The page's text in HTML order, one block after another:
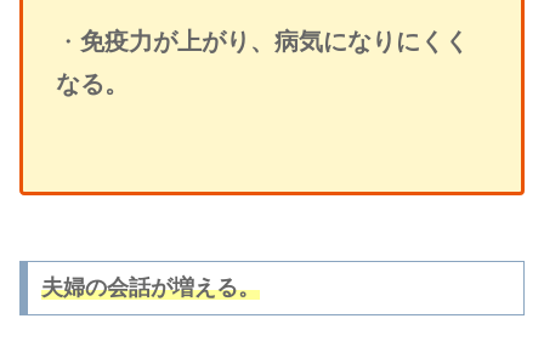
・ 免疫力が上がり、病気になりにくく
なる。
夫婦の会話が増える。